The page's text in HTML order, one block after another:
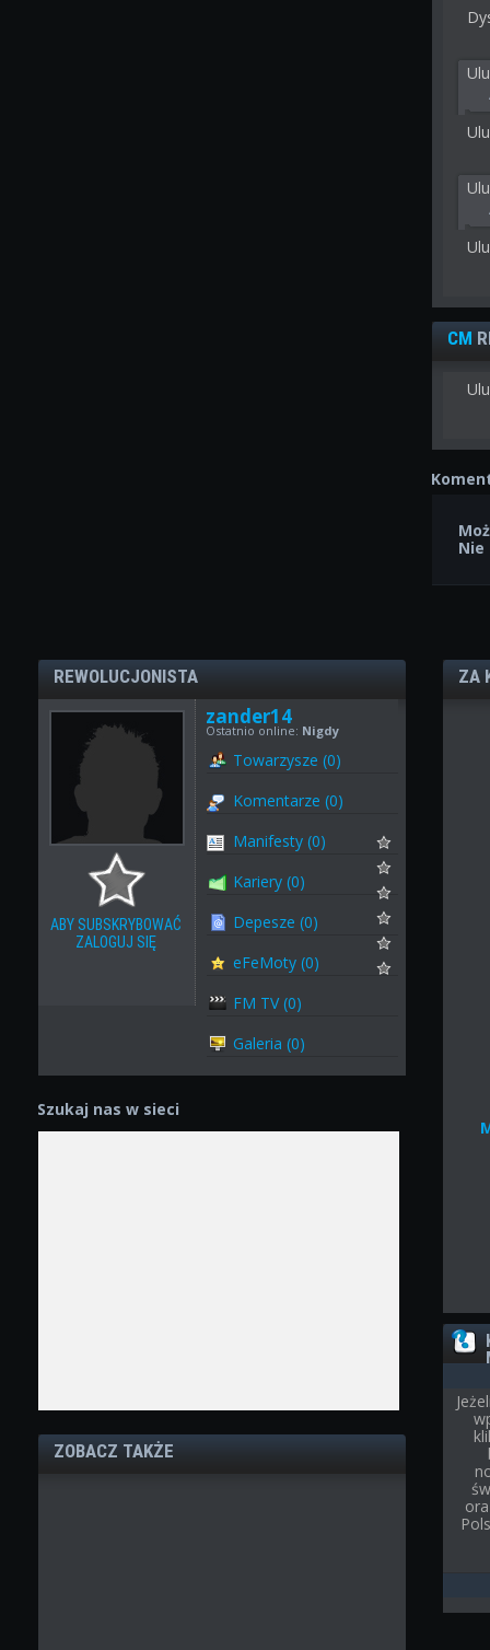
CM
REWOLUCJONISTA
ABY SUBSKRYBOWAĆ
ZALOGUJ SIĘ
zander14
Ostatnio online: Nigdy
Towarzysze (0)
Komentarze (0)
Manifesty (0)
Kariery (0)
Depesze (0)
eFeMoty (0)
FM TV (0)
Galeria (0)
Szukaj nas w sieci
ZOBACZ TAKŻE
ZA